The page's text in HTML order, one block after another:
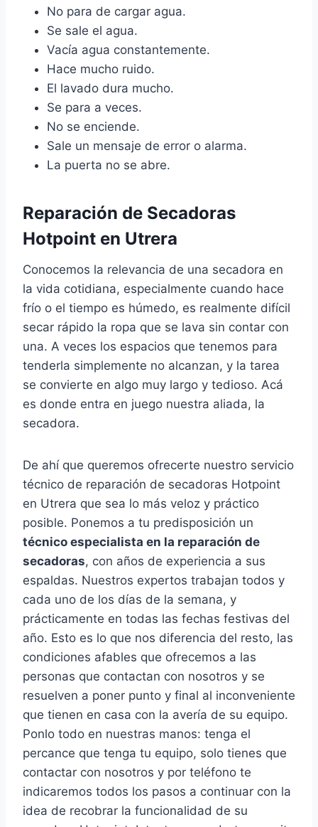
No para de cargar agua.
Se sale el agua.
Vacía agua constantemente.
Hace mucho ruido.
El lavado dura mucho.
Se para a veces.
No se enciende.
Sale un mensaje de error o alarma.
La puerta no se abre.
Reparación de Secadoras
Hotpoint en Utrera
Conocemos la relevancia de una secadora en
la vida cotidiana, especialmente cuando hace
frío o el tiempo es húmedo, es realmente difícil
secar rápido la ropa que se lava sin contar con
una. A veces los espacios que tenemos para
tenderla simplemente no alcanzan, y la tarea
se convierte en algo muy largo y tedioso. Acá
es donde entra en juego nuestra aliada, la
secadora.
De ahí que queremos ofrecerte nuestro servicio
técnico de reparación de secadoras Hotpoint
en Utrera que sea lo más veloz y práctico
posible. Ponemos a tu predisposición un
técnico especialista en la reparación de
secadoras, con años de experiencia a sus
espaldas. Nuestros expertos trabajan todos y
cada uno de los días de la semana, y
prácticamente en todas las fechas festivas del
año. Esto es lo que nos diferencia del resto, las
condiciones afables que ofrecemos a las
personas que contactan con nosotros y se
resuelven a poner punto y final al inconveniente
que tienen en casa con la avería de su equipo.
Ponlo todo en nuestras manos: tenga el
percance que tenga tu equipo, solo tienes que
contactar con nosotros y por teléfono te
indicaremos todos los pasos a continuar con la
idea de recobrar la funcionalidad de su